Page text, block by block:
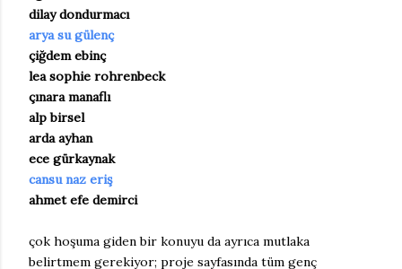
dilay dondurmacı
arya su gülenç
çiğdem ebinç
lea sophie rohrenbeck
çınara manaflı
alp birsel
arda ayhan
ece gürkaynak
cansu naz eriş
ahmet efe demirci
çok hoşuma giden bir konuyu da ayrıca mutlaka
belirtmem gerekiyor; proje sayfasında tüm genç